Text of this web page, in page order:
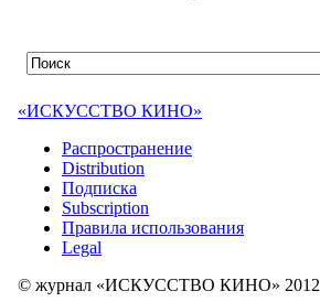
«ИСКУССТВО КИНО»
Распространение
Distribution
Подписка
Subscription
Правила использования
Legal
© журнал «ИСКУССТВО КИНО» 2012